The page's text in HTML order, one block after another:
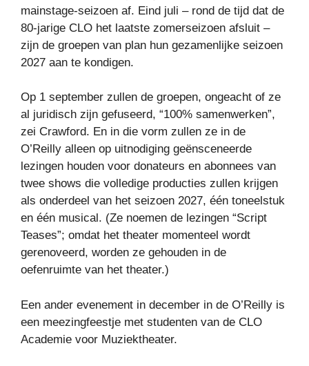
mainstage-seizoen af. Eind juli – rond de tijd dat de
80-jarige CLO het laatste zomerseizoen afsluit –
zijn de groepen van plan hun gezamenlijke seizoen
2027 aan te kondigen.
Op 1 september zullen de groepen, ongeacht of ze
al juridisch zijn gefuseerd, “100% samenwerken”,
zei Crawford. En in die vorm zullen ze in de
O’Reilly alleen op uitnodiging geënsceneerde
lezingen houden voor donateurs en abonnees van
twee shows die volledige producties zullen krijgen
als onderdeel van het seizoen 2027, één toneelstuk
en één musical. (Ze noemen de lezingen “Script
Teases”; omdat het theater momenteel wordt
gerenoveerd, worden ze gehouden in de
oefenruimte van het theater.)
Een ander evenement in december in de O’Reilly is
een meezingfeestje met studenten van de CLO
Academie voor Muziektheater.